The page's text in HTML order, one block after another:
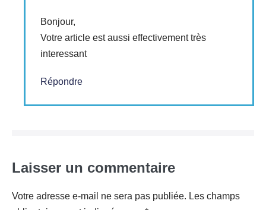
Bonjour,
Votre article est aussi effectivement très
interessant
Répondre
Laisser un commentaire
Votre adresse e-mail ne sera pas publiée. Les champs